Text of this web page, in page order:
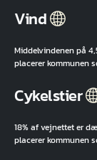
Vind
Middelvindenen på
placerer kommunen
Cykelstier
18% af vejnettet er
placerer kommunen